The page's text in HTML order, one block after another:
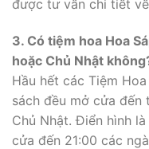
được tư vấn chi tiết
3. Có tiệm hoa Hoa
hoặc Chủ Nhật
Hầu hết các Tiệm
sách đều mở cửa
Chủ Nhật. Điển hình là
cửa đến 21:00 các